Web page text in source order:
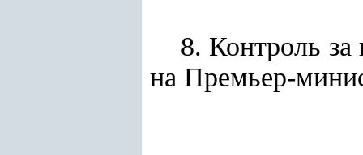
8. Контроль за
на Премьер-